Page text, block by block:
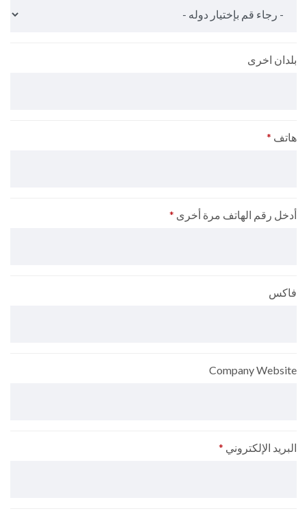
بلدان اخرى
هاتف *
أدخل رقم الهاتف مرة أخرى *
فاكس
Company Website
البريد الإلكتروني *